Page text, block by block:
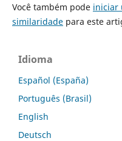
Você também pode iniciar
similaridadepara este
Idioma
Español (España)
Português (Brasil)
English
Deutsch